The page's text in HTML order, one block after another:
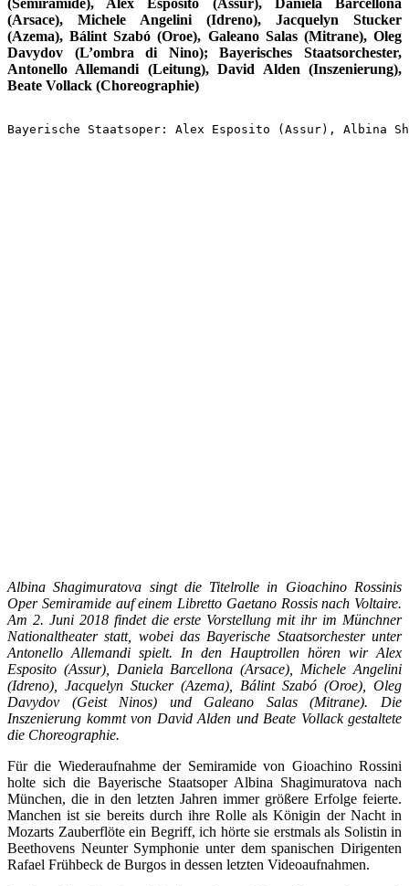
(Arsace), Michele Angelini (Idreno), Jacquelyn Stucker
(Azema), Bálint Szabó (Oroe), Galeano Salas (Mitrane), Oleg
Davydov (L’ombra di Nino); Bayerisches Staatsorchester,
Antonello Allemandi (Leitung), David Alden (Inszenierung),
Beate Vollack (Choreographie)
Bayerische Staatsoper: Alex Esposito (Assur), Albina
Albina Shagimuratova singt die Titelrolle in Gioachino Rossinis
Oper Semiramide auf einem Libretto Gaetano Rossis nach Voltaire.
Am 2. Juni 2018 findet die erste Vorstellung mit ihr im Münchner
Nationaltheater statt, wobei das Bayerische Staatsorchester unter
Antonello Allemandi spielt. In den Hauptrollen hören wir Alex
Esposito (Assur), Daniela Barcellona (Arsace), Michele Angelini
(Idreno), Jacquelyn Stucker (Azema), Bálint Szabó (Oroe), Oleg
Davydov (Geist Ninos) und Galeano Salas (Mitrane). Die
Inszenierung kommt von David Alden und Beate Vollack gestaltete
die Choreographie.
Für die Wiederaufnahme der Semiramide von Gioachino Rossini
holte sich die Bayerische Staatsoper Albina Shagimuratova nach
München, die in den letzten Jahren immer größere Erfolge feierte.
Manchen ist sie bereits durch ihre Rolle als Königin der Nacht in
Mozarts Zauberflöte ein Begriff, ich hörte sie erstmals als Solistin in
Beethovens Neunter Symphonie unter dem spanischen Dirigenten
Rafael Frühbeck de Burgos in dessen letzten Videoaufnahmen.